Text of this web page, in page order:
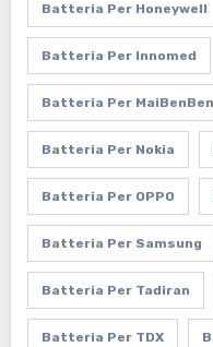
Batteria Per Honeywell
Batteria Per Innomed
Batteria Per MaiBenBen
Batteria Per Nokia
Batteria Per OPPO
Batteria Per Samsung
Batteria Per Tadiran
Batteria Per TDX